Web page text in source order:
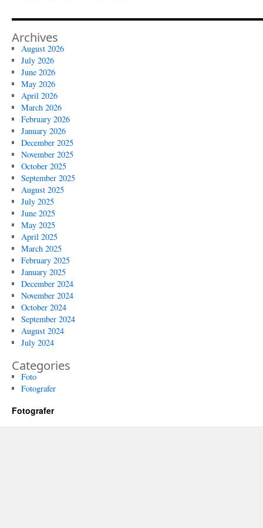
Archives
August 2026
July 2026
June 2026
May 2026
April 2026
March 2026
February 2026
January 2026
December 2025
November 2025
October 2025
September 2025
August 2025
July 2025
June 2025
May 2025
April 2025
March 2025
February 2025
January 2025
December 2024
November 2024
October 2024
September 2024
August 2024
July 2024
Categories
Foto
Fotografer
Fotografer